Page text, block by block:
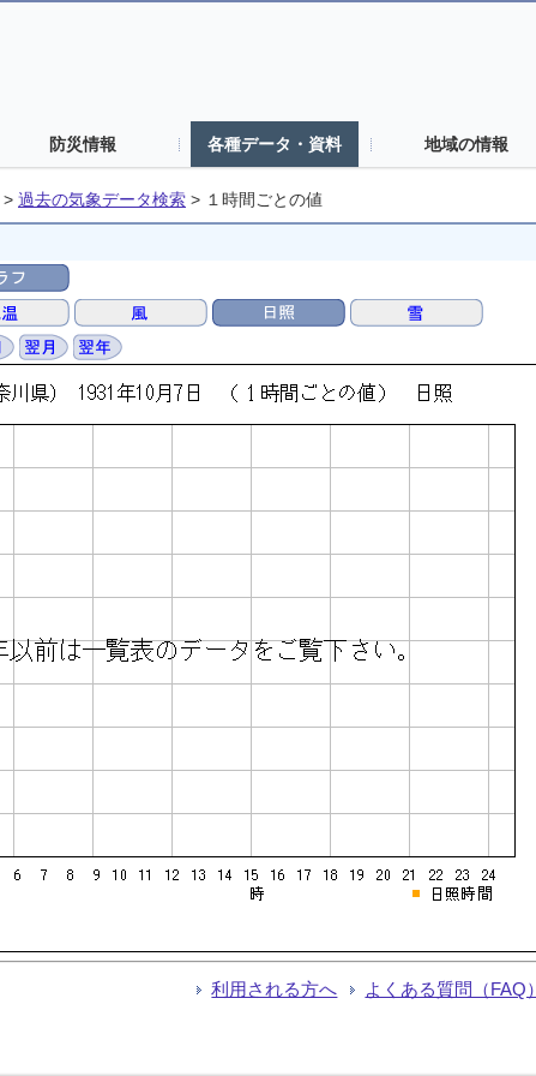
防災情報 各種データ・資料 地域の情報
> 過去の気象データ検索 > １時間ごとの値
利用される方へ よくある質問（FAQ）